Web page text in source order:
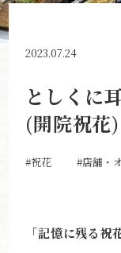
2023.07.24
としくに
(開院祝花)
#祝花 #店舗・
「記憶に残る祝